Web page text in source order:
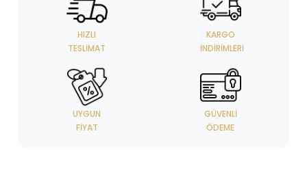
HIZLI
TESLIMAT
KARGO
İNDIRIMLERI
UYGUN
FIYAT
GÜVENLI
ÖDEME